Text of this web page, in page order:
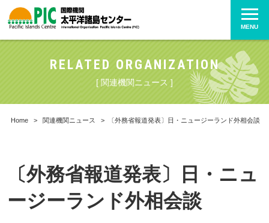
MENU
RELATED ORGANIZATION
[ 関連機関ニュース ]
Home > 関連機関ニュース > 〔外務省報道発表〕日・ニュージーランド外相会談
〔外務省報道発表〕日・ニュ
ージーランド外相会談